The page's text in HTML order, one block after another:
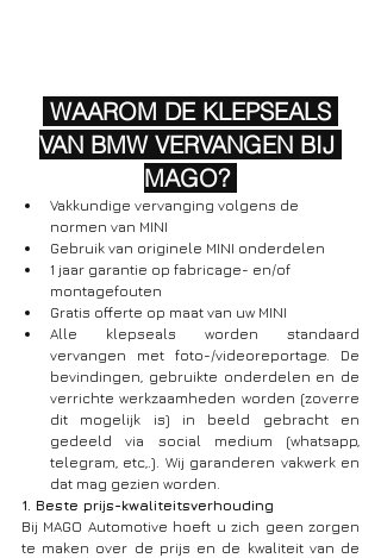
VAN BMW VERVANGEN BIJ
MAGO?
Vakkundige vervanging volgens de
normen van MINI
Gebruik van originele MINI onderdelen
1 jaar garantie op fabricage- en/of
montagefouten
Gratis offerte op maat van uw MINI
Alle klepseals worden standaard
vervangen met foto-/videoreportage. De
bevindingen, gebruikte onderdelen en de
verrichte werkzaamheden worden (zoverre
dit mogelijk is) in beeld gebracht en
gedeeld via social medium (whatsapp,
telegram, etc,.). Wij garanderen vakwerk en
dat mag gezien worden.
1. Beste prijs-kwaliteitsverhouding
Bij MAGO Automotive hoeft u zich geen zorgen
te maken over de prijs en de kwaliteit van de